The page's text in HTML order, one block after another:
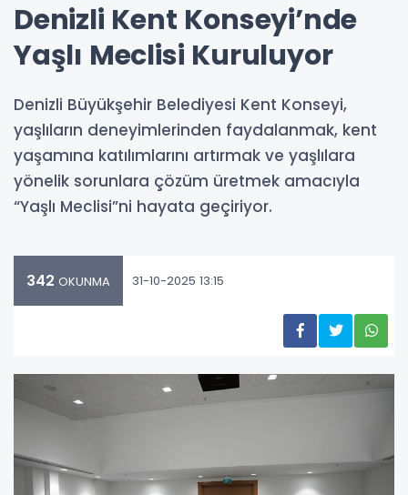
Denizli Kent Konseyi’nde
Yaşlı Meclisi Kuruluyor
Denizli Büyükşehir Belediyesi Kent Konseyi,
yaşlıların deneyimlerinden faydalanmak, kent
yaşamına katılımlarını artırmak ve yaşlılara
yönelik sorunlara çözüm üretmek amacıyla
“Yaşlı Meclisi”ni hayata geçiriyor.
342 OKUNMA 31-10-2025 13:15